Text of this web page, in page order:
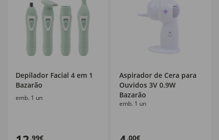
Depilador Facial 4 em 1
Bazarão
emb. 1 un
,99€
Aspirador de Cera para
Ouvidos 3V 0.9W
Bazarão
emb. 1 un
,00€